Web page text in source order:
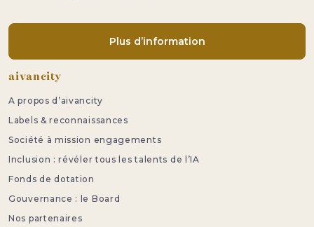
Plus d’information
Pied de page
aivancity
A propos d’aivancity
Labels & reconnaissances
Société à mission engagements
Inclusion : révéler tous les talents de l’IA
Fonds de dotation
Gouvernance : le Board
Nos partenaires